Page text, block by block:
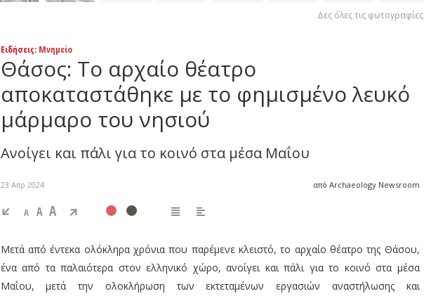
Δες όλες τις φωτογραφίες
Ειδήσεις: Μνημείο
Θάσος: Το αρχαίο θέατρο
αποκαταστάθηκε με το φημισμένο λευκό
μάρμαρο του νησιού
Ανοίγει και πάλι για το κοινό στα μέσα Μαΐου
23 Απρ 2024 από Archaeology Newsroom
A A A
Μετά από έντεκα ολόκληρα χρόνια που παρέμενε κλειστό, το αρχαίο θέατρο της Θάσου,
ένα από τα παλαιότερα στον ελληνικό χώρο, ανοίγει και πάλι για το κοινό στα μέσα
Μαΐου, μετά την ολοκλήρωση των εκτεταμένων εργασιών αναστήλωσης και